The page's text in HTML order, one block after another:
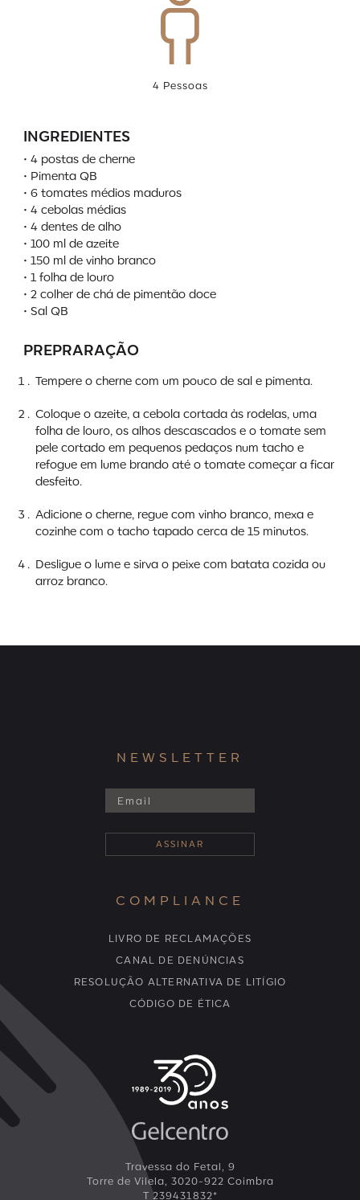
INGREDIENTES
• 4 postas de cherne
• Pimenta QB
• 6 tomates médios maduros
• 4 cebolas médias
• 4 dentes de alho
• 100 ml de azeite
• 150 ml de vinho branco
• 1 folha de louro
• 2 colher de chá de pimentão doce
• Sal QB
4 Pessoas
PREPRARAÇÃO
Tempere o cherne com um pouco de sal e pimenta.
Coloque o azeite, a cebola cortada às rodelas, uma
folha de louro, os alhos descascados e o tomate sem
pele cortado em pequenos pedaços num tacho e
refogue em lume brando até o tomate começar a ficar
desfeito.
Adicione o cherne, regue com vinho branco, mexa e
cozinhe com o tacho tapado cerca de 15 minutos.
Desligue o lume e sirva o peixe com batata cozida ou
arroz branco.
NEWSLETTER
COMPLIANCE
LIVRO DE RECLAMAÇÕES
CANAL DE DENÚNCIAS
RESOLUÇÃO ALTERNATIVA DE LITÍGIO
CÓDIGO DE ÉTICA
Travessa do Fetal, 9
Torre de Vilela, 3020-922 Coimbra
T 239431832*